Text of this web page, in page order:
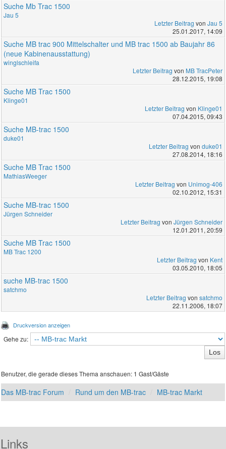
Suche Mb Trac 1500
Jau 5
Letzter Beitrag von Jau 5
25.01.2017, 14:09
Suche MB trac 900 Mittelschalter und MB trac 1500 ab Baujahr 86
(neue Kabinenausstattung)
winglschleifa
Letzter Beitrag von MB TracPeter
28.12.2015, 19:08
Suche MB Trac 1500
Klinge01
Letzter Beitrag von Klinge01
07.04.2015, 09:43
Suche MB-trac 1500
duke01
Letzter Beitrag von duke01
27.08.2014, 18:16
Suche MB Trac 1500
MathiasWeeger
Letzter Beitrag von Unimog-406
02.10.2012, 15:31
Suche MB-trac 1500
Jürgen Schneider
Letzter Beitrag von Jürgen Schneider
12.01.2011, 20:59
Suche MB Trac 1500
MB Trac 1200
Letzter Beitrag von Kent
03.05.2010, 18:05
suche MB-trac 1500
satchmo
Letzter Beitrag von satchmo
22.11.2006, 18:07
Druckversion anzeigen
Gehe zu:
Benutzer, die gerade dieses Thema anschauen: 1 Gast/Gäste
Das MB-trac Forum Rund um den MB-trac MB-trac Markt
Links